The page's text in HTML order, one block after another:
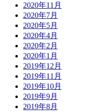
2020年11月
2020年7月
2020年5月
2020年4月
2020年2月
2020年1月
2019年12月
2019年11月
2019年10月
2019年9月
2019年8月